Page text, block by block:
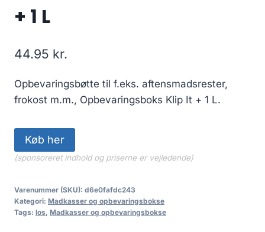
+ 1 L
44.95 kr.
Opbevaringsbøtte til f.eks. aftensmadsrester,
frokost m.m., Opbevaringsboks Klip It + 1 L.
Køb her
(sponsoreret indhold og priserne er vejledende)
Varenummer (SKU): d6e0fafdc243
Kategori: Madkasser og opbevaringsbokse
Tags: los, Madkasser og opbevaringsbokse